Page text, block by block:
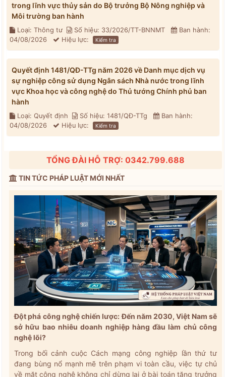
trong lĩnh vực thủy sản do Bộ trưởng Bộ Nông nghiệp và
Môi trường ban hành
Loại: Thông tư Số hiệu: 33/2026/TT-BNNMT
Ban hành:
04/08/2026
Hiệu lực: Kiểm tra
Quyết định 1481/QĐ-TTg năm 2026 về Danh mục dịch vụ
sự nghiệp công sử dụng Ngân sách Nhà nước trong lĩnh
vực Khoa học và công nghệ do Thủ tướng Chính phủ ban
hành
Loại: Quyết định Số hiệu: 1481/QĐ-TTg
Ban hành:
04/08/2026
Hiệu lực: Kiểm tra
TỔNG ĐÀI HỖ TRỢ: 0342.799.688
TIN TỨC PHÁP LUẬT MỚI NHẤT
Đột phá công nghệ chiến lược: Đến năm 2030, Việt Nam sẽ
sở hữu bao nhiêu doanh nghiệp hàng đầu làm chủ công
nghệ lõi?
Trong bối cảnh cuộc Cách mạng công nghiệp lần thứ tư
đang bùng nổ mạnh mẽ trên phạm vi toàn cầu, việc tự chủ
về mặt công nghệ không chỉ dừng lại ở bài toán tăng trưởng